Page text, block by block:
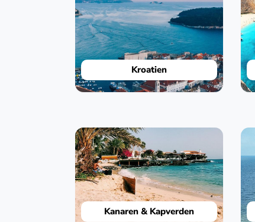
Kroatien
Kanaren & Kapverden